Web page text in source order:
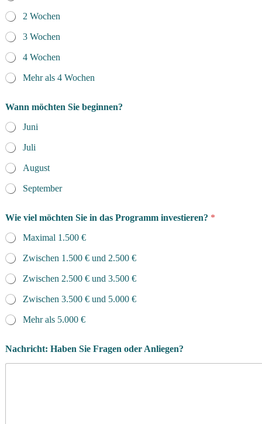
a
h
r
i
c
h
:
2 Wochen
3 Wochen
4 Wochen
Mehr als 4 Wochen
Wann möchten Sie beginnen?
Juni
Juli
August
September
Wie viel möchten Sie in das Programm investieren? *
Maximal 1.500 €
Zwischen 1.500 € und 2.500 €
Zwischen 2.500 € und 3.500 €
Zwischen 3.500 € und 5.000 €
Mehr als 5.000 €
Nachricht: Haben Sie Fragen oder Anliegen?